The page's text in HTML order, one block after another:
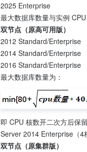
2025 Enterprise
最大数据库数量与实例
双节点（原高可用版）
2012 Standard/Enterprise
2014 Standard/Enterprise
2016 Standard/Enterprise
最大数据库数量为：
即 CPU 核数开二次方后保
Server 2014 Enterprise（4
双节点（原集群版）